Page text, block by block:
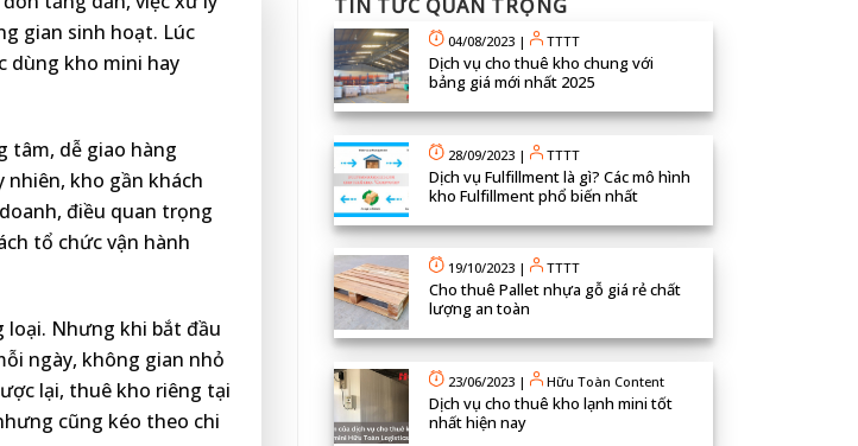
gian sinh hoạt. Lúc
dùng kho mini hay
tâm, dễ giao hàng
nhiên, kho gần khách
điều quan trọng
tổ chức vận hành
loại. Nhưng khi bắt đầu
ngày, không gian nhỏ
lại, thuê kho riêng tại
cũng kéo theo chi
TIN TỨC QUAN TRỌNG
04/08/2023 | TTTT
Dịch vụ cho thuê kho chung với
bảng giá mới nhất 2025
28/09/2023 | TTTT
Dịch vụ Fulfillment là gì? Các mô hình
kho Fulfillment phổ biến nhất
19/10/2023 | TTTT
Cho thuê Pallet nhựa gỗ giá rẻ chất
lượng an toàn
23/06/2023 | Hữu Toàn Content
Dịch vụ cho thuê kho lạnh mini tốt
nhất hiện nay